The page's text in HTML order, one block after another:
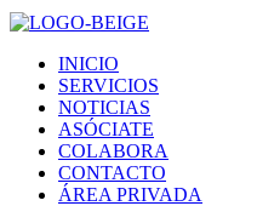
INICIO
SERVICIOS
NOTICIAS
ASÓCIATE
COLABORA
CONTACTO
ÁREA PRIVADA